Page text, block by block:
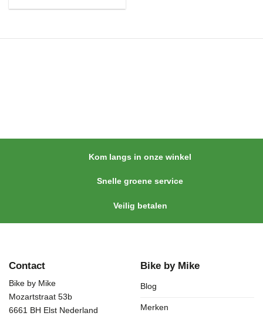
Kom langs in onze winkel
Snelle groene service
Veilig betalen
Contact
Bike by Mike
Mozartstraat 53b
6661 BH Elst Nederland
Bike by Mike
Blog
Merken